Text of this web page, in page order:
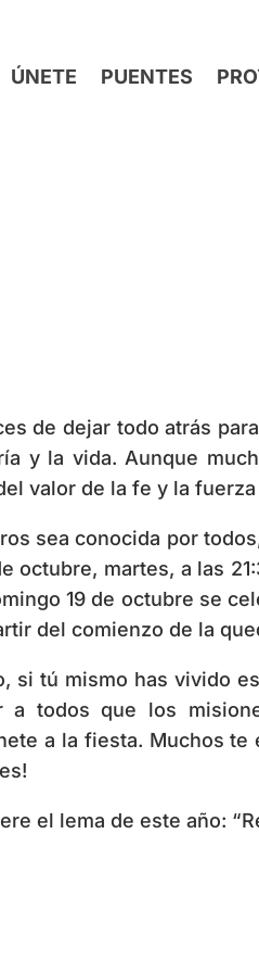
ÚNETE PUENTES
de dejar todo atrás
y la vida. Aunque
valor de la fe y la fuerza
sea conocida por
octubre, martes, a las
19 de octubre se
del comienzo de la
si tú mismo has vivido
a todos que los
a la fiesta. Muchos te
el lema de este año: